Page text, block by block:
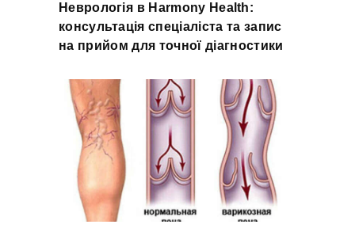
Неврологія в Harmony Health:
консультація спеціаліста та запис
на прийом для точної діагностики